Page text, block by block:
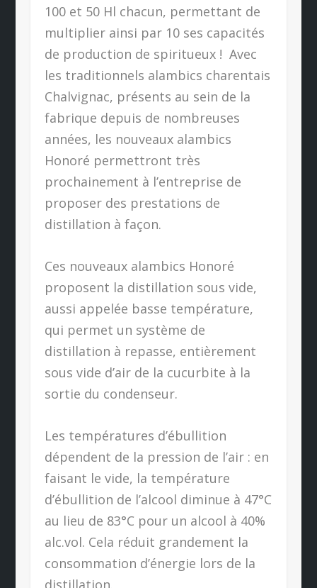
100 et 50 Hl chacun, permettant de
multiplier ainsi par 10 ses capacités
de production de spiritueux ! Avec
les traditionnels alambics charentais
Chalvignac, présents au sein de la
fabrique depuis de nombreuses
années, les nouveaux alambics
Honoré permettront très
prochainement à l’entreprise de
proposer des prestations de
distillation à façon.
Ces nouveaux alambics Honoré
proposent la distillation sous vide,
aussi appelée basse température,
qui permet un système de
distillation à repasse, entièrement
sous vide d’air de la cucurbite à la
sortie du condenseur.
Les températures d’ébullition
dépendent de la pression de l’air : en
faisant le vide, la température
d’ébullition de l’alcool diminue à 47°C
au lieu de 83°C pour un alcool à 40%
alc.vol. Cela réduit grandement la
consommation d’énergie lors de la
distillation.